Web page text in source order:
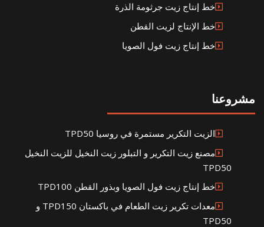
خط إنتاج زيت جرثومة الذرة
خط الإنتاج لزيت القطن
خط إنتاج زيت فول الصويا
مشروعنا
الزيت التكرير مستمرة في روسيا TPD50
مصنع زيت التكرير و التبلور زيت النخيل للزيت النخيل
TPD50
خط إنتاج زيت فول الصويا وبذور القطن TPD100
معدات تكرير زيت الطعام في باكستان TPD150 و
TPD50